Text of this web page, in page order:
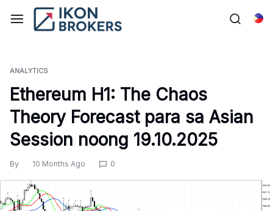
ANALYTICS
Ethereum H1: The Chaos
Theory Forecast para sa Asian
Session noong 19.10.2025
By 10 Months Ago 0